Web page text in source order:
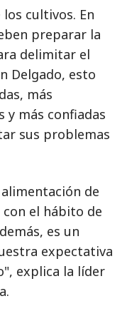
cultivos. En
preparar la
delimitar el
Delgado, esto
más
y más confiadas
sus problemas
de
con el hábito de
es un
expectativa
explica la líder